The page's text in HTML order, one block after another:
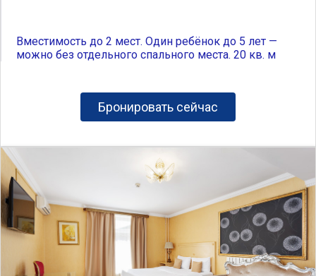
Вместимость до 2 мест. Один ребёнок до 5 лет —
можно без отдельного спального места. 20 кв. м
Бронировать сейчас